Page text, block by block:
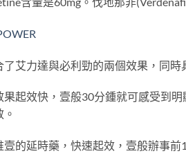
艾力達與必利勁的兩個效果，同時
果起效快，壹般30分鍾就可感受到
壹的延時藥，快速起效，壹般辦事